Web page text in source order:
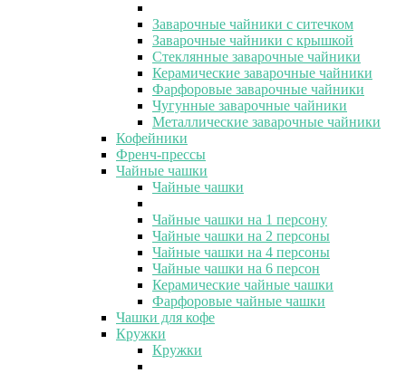
Заварочные чайники с ситечком
Заварочные чайники с крышкой
Стеклянные заварочные чайники
Керамические заварочные чайники
Фарфоровые заварочные чайники
Чугунные заварочные чайники
Металлические заварочные чайники
Кофейники
Френч-прессы
Чайные чашки
Чайные чашки
Чайные чашки на 1 персону
Чайные чашки на 2 персоны
Чайные чашки на 4 персоны
Чайные чашки на 6 персон
Керамические чайные чашки
Фарфоровые чайные чашки
Чашки для кофе
Кружки
Кружки